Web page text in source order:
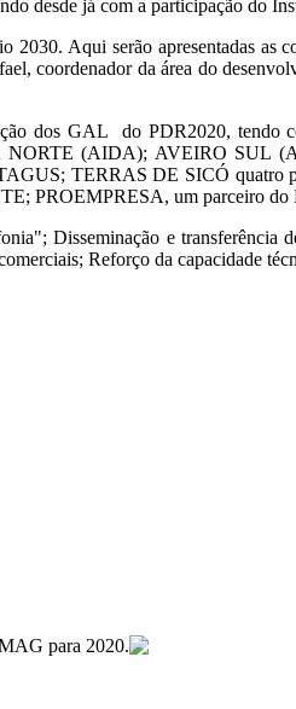
desde já com a participação do
Aqui serão apresentadas as
coordenador da área do
dos GAL do PDR2020,
(AIDA); AVEIRO SUL
TERRAS DE SICÓ quatro
um parceiro do
Disseminação e transferência
Reforço da capacidade
para 2020.